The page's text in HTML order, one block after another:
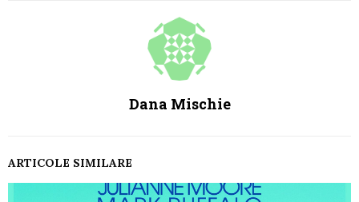
Dana Mischie
ARTICOLE SIMILARE